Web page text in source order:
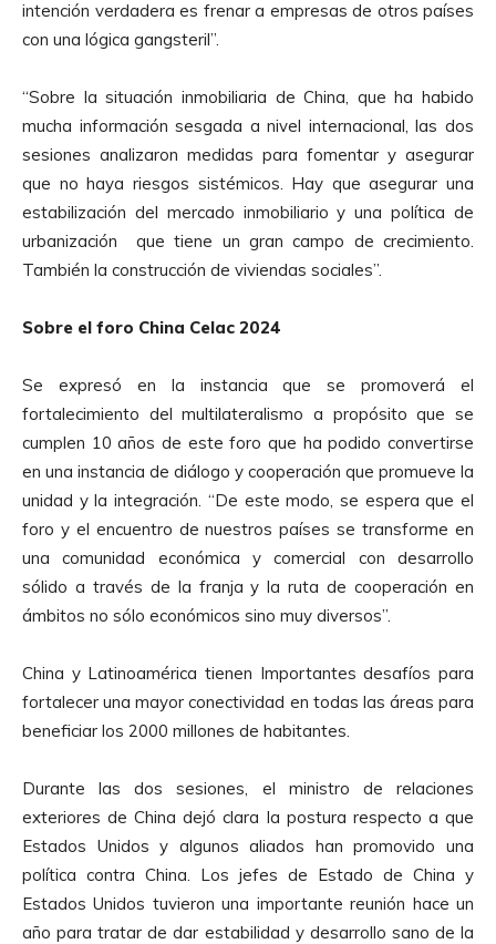
intención verdadera es frenar a empresas de otros países
con una lógica gangsteril”.
“Sobre la situación inmobiliaria de China, que ha habido
mucha información sesgada a nivel internacional, las dos
sesiones analizaron medidas para fomentar y asegurar
que no haya riesgos sistémicos. Hay que asegurar una
estabilización del mercado inmobiliario y una política de
urbanización que tiene un gran campo de crecimiento.
También la construcción de viviendas sociales”.
Sobre el foro China Celac 2024
Se expresó en la instancia que se promoverá el
fortalecimiento del multilateralismo a propósito que se
cumplen 10 años de este foro que ha podido convertirse
en una instancia de diálogo y cooperación que promueve la
unidad y la integración. “De este modo, se espera que el
foro y el encuentro de nuestros países se transforme en
una comunidad económica y comercial con desarrollo
sólido a través de la franja y la ruta de cooperación en
ámbitos no sólo económicos sino muy diversos”.
China y Latinoamérica tienen Importantes desafíos para
fortalecer una mayor conectividad en todas las áreas para
beneficiar los 2000 millones de habitantes.
Durante las dos sesiones, el ministro de relaciones
exteriores de China dejó clara la postura respecto a que
Estados Unidos y algunos aliados han promovido una
política contra China. Los jefes de Estado de China y
Estados Unidos tuvieron una importante reunión hace un
año para tratar de dar estabilidad y desarrollo sano de la